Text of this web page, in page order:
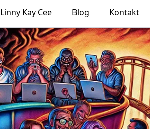
Linny Kay Cee Blog Kontakt